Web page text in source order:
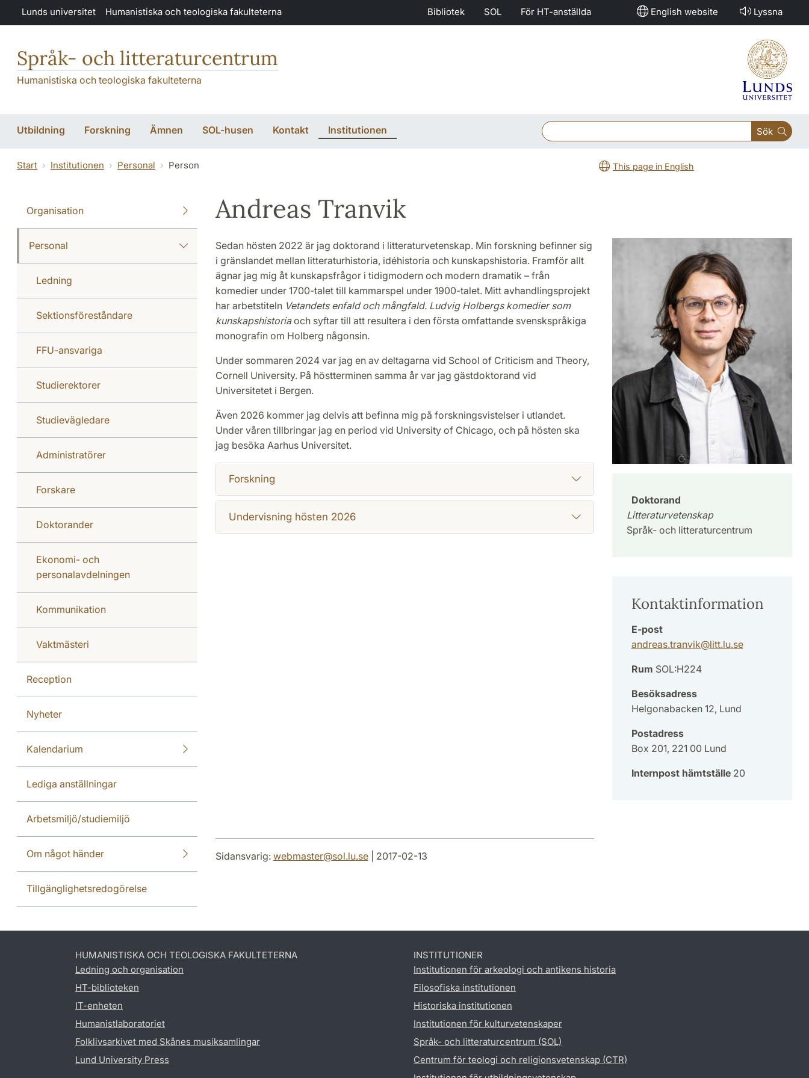
Hoppa till huvudinnehåll
Lunds universitet Humanistiska och teologiska fakulteterna Bibliotek SOL För HT-anställda English website Lyssna
Språk- och litteraturcentrum
Humanistiska och teologiska fakulteterna
Utbildning Forskning Ämnen SOL-husen Kontakt Institutionen Sök
Start Institutionen Personal Person This page in English
Organisation
Personal
Ledning
Sektionsföreståndare
FFU-ansvariga
Studierektorer
Studievägledare
Administratörer
Forskare
Doktorander
Ekonomi- och
personalavdelningen
Kommunikation
Vaktmästeri
Reception
Nyheter
Kalendarium
Lediga anställningar
Arbetsmiljö/studiemiljö
Om något händer
Tillgänglighetsredogörelse
Andreas Tranvik
Sedan hösten 2022 är jag doktorand i litteraturvetenskap. Min forskning befinner sig
i gränslandet mellan litteraturhistoria, idéhistoria och kunskapshistoria. Framför allt
ägnar jag mig åt kunskapsfrågor i tidigmodern och modern dramatik – från
komedier under 1700-talet till kammarspel under 1900-talet. Mitt avhandlingsprojekt
har arbetstiteln Vetandets enfald och mångfald. Ludvig Holbergs komedier som
kunskapshistoriaoch syftar till att resultera i den första omfattande svenskspråkiga
monografin om Holberg någonsin.
Under sommaren 2024 var jag en av deltagarna vid School of Criticism and Theory,
Cornell University. På höstterminen samma år var jag gästdoktorand vid
Universitetet i Bergen.
Även 2026 kommer jag delvis att befinna mig på forskningsvistelser i utlandet.
Under våren tillbringar jag en period vid University of Chicago, och på hösten ska
jag besöka Aarhus Universitet.
Forskning
Undervisning hösten 2026
Doktorand
Litteraturvetenskap
Språk- och litteraturcentrum
Kontaktinformation
E-post
andreas.tranvik@litt.lu.se
Rum SOL:H224
Besöksadress
Helgonabacken 12, Lund
Postadress
Box 201, 221 00 Lund
Internpost hämtställe20
Sidansvarig: webmaster@sol.lu.se| 2017-02-13
HUMANISTISKA OCH TEOLOGISKA FAKULTETERNA
Ledning och organisation
HT-biblioteken
IT-enheten
Humanistlaboratoriet
Folklivsarkivet med Skånes musiksamlingar
Lund University Press
INSTITUTIONER
Institutionen för arkeologi och antikens historia
Filosofiska institutionen
Historiska institutionen
Institutionen för kulturvetenskaper
Språk- och litteraturcentrum (SOL)
Centrum för teologi och religionsvetenskap (CTR)